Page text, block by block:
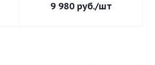
9 980 руб./шт